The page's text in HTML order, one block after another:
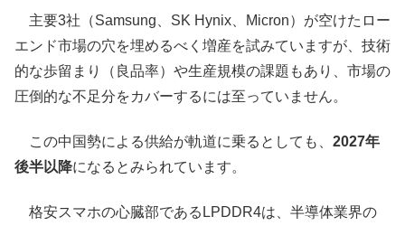
主要3社（Samsung、SK Hynix、Micron）が空けたロー
エンド市場の穴を埋めるべく増産を試みていますが、技術
的な歩留まり（良品率）や生産規模の課題もあり、市場の
圧倒的な不足分をカバーするには至っていません。
この中国勢による供給が軌道に乗るとしても、 2027年
後半以降になるとみられています。
格安スマホの心臓部であるLPDDR4は、半導体業界の